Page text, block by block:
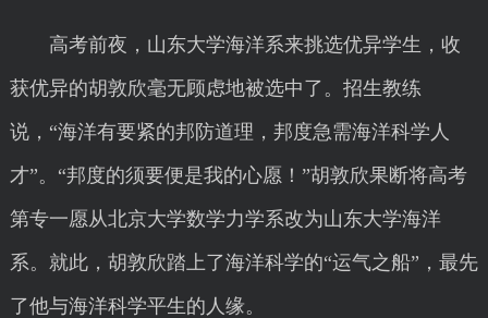
高考前夜，山东大学海洋系来挑选优异学生，收
获优异的胡敦欣毫无顾虑地被选中了。招生教练
说，“海洋有要紧的邦防道理，邦度急需海洋科学人
才”。“邦度的须要便是我的心愿！”胡敦欣果断将高考
第专一愿从北京大学数学力学系改为山东大学海洋
系。就此，胡敦欣踏上了海洋科学的“运气之船”，最先
了他与海洋科学平生的人缘。